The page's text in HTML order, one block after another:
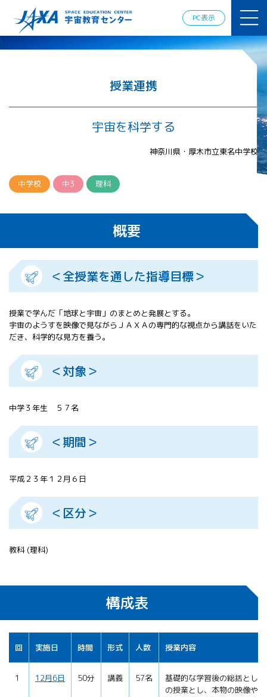
PC表示
ミー
ロスペース
情報の発
信
宇宙を活用
した教育実
践例
体験的学
習機会の
APRSAF（ア
ジア太平洋
地域宇宙機
関会議）宇
宙教育 for
All 分科会
APRSAF宇宙
分科会 年次
会合
ターコンテ
遣プログラ
授業連携
宇宙を科学する
神奈川県・厚木市立東名中学校
中学校 中3 理科
概要
＜全授業を通した指導目標＞
授業で学んだ「地球と宇宙」のまとめと発展とする。
宇宙のようすを映像で見ながらＪＡＸＡの専門的な視点から講話をいた
だき、科学的な見方を養う。
＜対象＞
中学３年生 ５７名
＜期間＞
平成２３年１２月６日
＜区分＞
教科 (理科)
構成表
回 実施日 時間 形式 人数 授業内容
1 12月6日 50分 講義 57名
基礎的な学習後の総括として
の授業とし、本物の映像や実